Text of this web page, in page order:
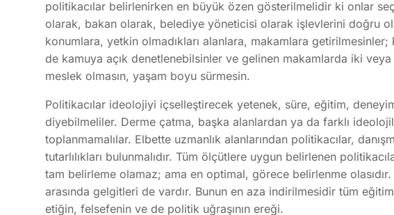
politikacılar belirlenirken en büyük özen gösterilmelidir ki onlar
olarak, bakan olarak, belediye yöneticisi olarak işlevlerini doğru
konumlara, yetkin olmadıkları alanlara, makamlara
de kamuya açık denetlenebilsinler ve gelinen makamlarda iki
meslek olmasın, yaşam boyu sürmesin.
Politikacılar ideolojiyi içselleştirecek yetenek, süre, eğitim,
diyebilmeliler. Derme çatma, başka alanlardan ya da farklı
toplanmamalılar. Elbette uzmanlık alanlarından politikacılar,
tutarlılıkları bulunmalıdır. Tüm ölçütlere uygun belirlenen
tam belirleme olamaz; ama en optimal, görece belirlenme olasıdır.
arasında gelgitleri de vardır. Bunun en aza indirilmesidir tüm
etiğin, felsefenin ve de politik uğraşının ereği.